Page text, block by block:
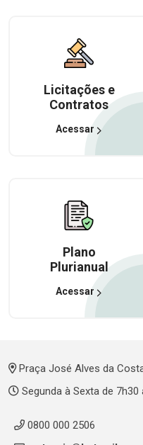
Licitações e
Contratos
Acessar
Plano
Plurianual
Acessar
Praça José Alves da
Segunda à Sexta de 7h30
0800 000 2506